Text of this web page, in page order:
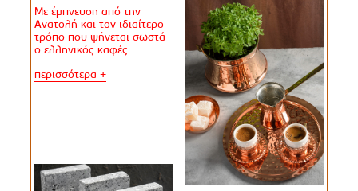
Με έμπνευση από την
Ανατολή και τον ιδιαίτερο
τρόπο που ψήνεται σωστά
ο ελληνικός καφές ...
περισσότερα +